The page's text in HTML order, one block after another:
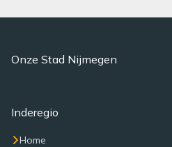
Onze Stad Nijmegen
Inderegio
Home